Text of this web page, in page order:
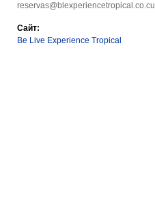
reservas@blexperiencetropical.co.cu
Сайт:
Be Live Experience Tropical